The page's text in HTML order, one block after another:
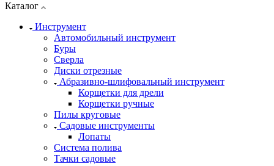
Каталог
Инструмент
Автомобильный инструмент
Буры
Сверла
Диски отрезные
Абразивно-шлифовальный инструмент
Корщетки для дрели
Корщетки ручные
Пилы круговые
Садовые инструменты
Лопаты
Система полива
Тачки садовые